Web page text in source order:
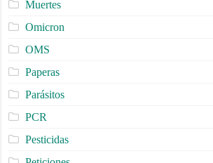
Muertes
Omicron
OMS
Paperas
Parásitos
PCR
Pesticidas